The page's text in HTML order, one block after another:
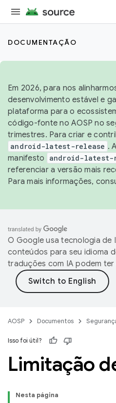
DOCUMENTAÇÃO
Em 2026, para nos
desenvolvimento estável e
plataforma para o
código-fonte no AOSP no
trimestres. Para criar e
android-latest-release .
manifesto
android-latest-
referenciar a versão mais
Para mais informações,
O Google usa tecnologia de
conteúdos para seu idioma
traduções com IA podem ter
AOSP Documentos
Isso foi útil?
Limitação
Nesta página